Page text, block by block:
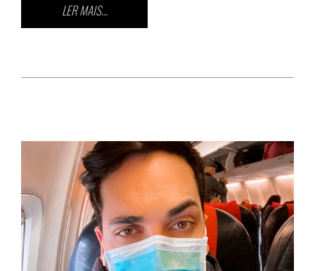
LER MAIS...